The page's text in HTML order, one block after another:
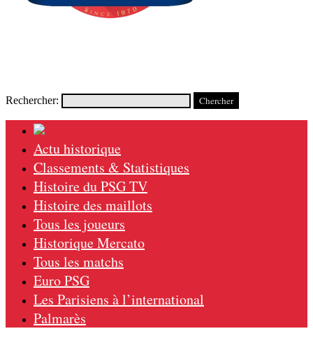
Rechercher:
Actu historique
Classements & Statistiques
Histoire du PSG TV
Histoire des maillots
Tous les joueurs
Historique Mercato
Tous les matchs
Euro PSG
Les Parisiens à l’international
Palmarès